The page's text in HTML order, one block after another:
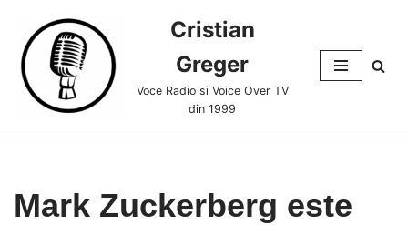
Skip
to
content
Cristian
Greger
Voce Radio si Voice Over TV
din 1999
Mark Zuckerberg este